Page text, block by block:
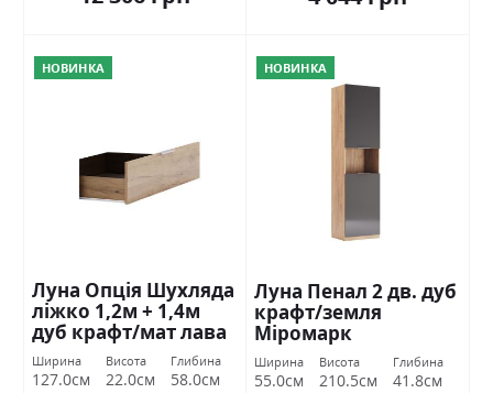
НОВИНКА
Луна Опція Шухляда
ліжко 1,2м + 1,4м
дуб крафт/мат лава
Міромарк
Ширина
127.0см
Висота
22.0см
Глибина
58.0см
НОВИНКА
Луна Пенал 2 дв. дуб
крафт/земля
Міромарк
Ширина
55.0см
Висота
210.5см
Глибина
41.8см